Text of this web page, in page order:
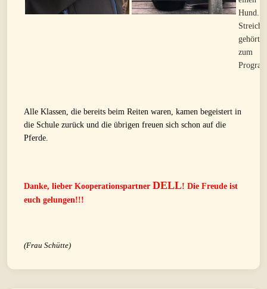
Hund.
gehört
zum
Alle Klassen, die bereits beim Reiten waren, kamen begeistert in
die Schule zurück und die übrigen freuen sich schon auf die
Pferde.
Danke, lieber Kooperationspartner DELL! Die Freude ist
euch gelungen!!!
(Frau Schütte)